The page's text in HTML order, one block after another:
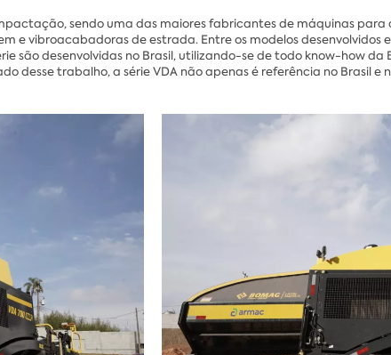
sendo uma das maiores fabricantes de máquinas para
e vibroacabadoras de estrada. Entre os modelos desenvolvidos
são desenvolvidas no Brasil, utilizando-se de todo know-how
desse trabalho, a série VDA não apenas é referência no Brasil